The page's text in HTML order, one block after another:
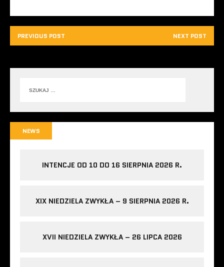
PREVIOUS POST NEXT POST
NEWS
INTENCJE OD 10 DO 16 SIERPNIA 2026 R.
XIX NIEDZIELA ZWYKŁA – 9 SIERPNIA 2026 R.
XVII NIEDZIELA ZWYKŁA – 26 LIPCA 2026